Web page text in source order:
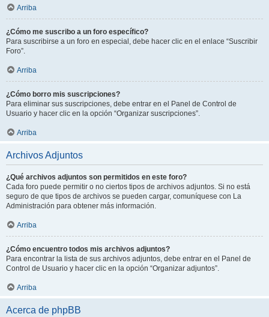
Arriba
¿Cómo me suscribo a un foro específico?
Para suscribirse a un foro en especial, debe hacer clic en el enlace “Suscribir
Foro”.
Arriba
¿Cómo borro mis suscripciones?
Para eliminar sus suscripciones, debe entrar en el Panel de Control de
Usuario y hacer clic en la opción “Organizar suscripciones”.
Arriba
Archivos Adjuntos
¿Qué archivos adjuntos son permitidos en este foro?
Cada foro puede permitir o no ciertos tipos de archivos adjuntos. Si no está
seguro de que tipos de archivos se pueden cargar, comuníquese con La
Administración para obtener más información.
Arriba
¿Cómo encuentro todos mis archivos adjuntos?
Para encontrar la lista de sus archivos adjuntos, debe entrar en el Panel de
Control de Usuario y hacer clic en la opción “Organizar adjuntos”.
Arriba
Acerca de phpBB